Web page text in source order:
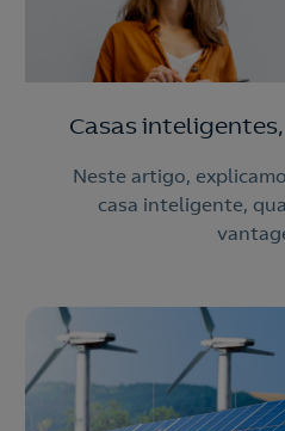
Casas
Neste artigo,
casa inteligente,